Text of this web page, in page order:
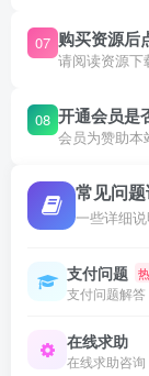
07 购买资源后
请阅读资源下
08 开通会员是
会员为赞助本
常见问
一些详细
支付问题
支付问题解答
在线求助
在线求助咨询